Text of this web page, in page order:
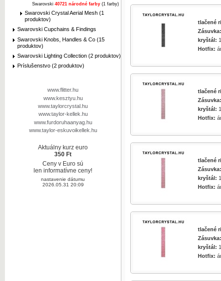
Swarovski 40721 národné farby (1 farby)
Swarovski Crystal Aerial Mesh (1
produktov)
Swarovski Cupchains & Findings
Swarovski Knobs, Handles & Co (15
produktov)
Swarovski Lighting Collection (2 produktov)
Príslušenstvo (2 produktov)
www.flitter.hu
www.kesztyu.hu
www.taylorcrystal.hu
www.taylor-kellek.hu
www.furdoruhaanyag.hu
www.taylor-eskuvoikellek.hu
Aktuálny kurz euro
350 Ft
Ceny v Euro sú
len informatívne ceny!
nastavenie dátumu
2026.05.31 20:09
zväčšiť obrázok
tlačené
Zásuvka:
kryštál:
Hotfix:
tlačené
Zásuvka:
kryštál:
Hotfix:
tlačené
Zásuvka:
kryštál:
Hotfix:
tlačené
Zásuvka:
kryštál:
Hotfix: